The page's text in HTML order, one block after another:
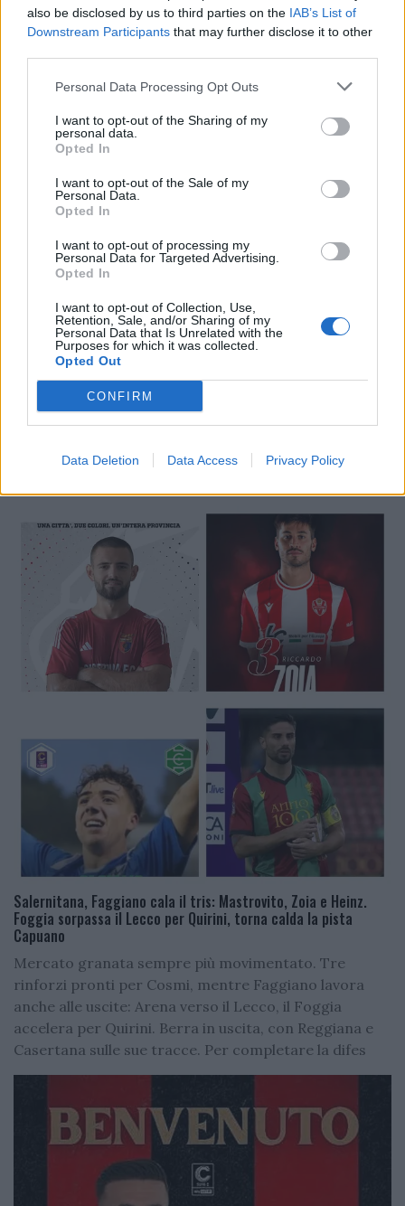
also be disclosed by us to third parties on the IAB’s List of
Downstream Participants that may further disclose it to other
Personal Data Processing Opt Outs
I want to opt-out of the Sharing of my
personal data.
Opted In
I want to opt-out of the Sale of my
Personal Data.
Opted In
I want to opt-out of processing my
Personal Data for Targeted Advertising.
Opted In
I want to opt-out of Collection, Use,
Retention, Sale, and/or Sharing of my
Personal Data that Is Unrelated with the
Purposes for which it was collected.
Opted Out
CONFIRM
Data Deletion Data Access Privacy Policy
🔥 Trending
Salernitana, Faggiano cala il tris: Mastrovito, Zoia e Heinz.
Foggia sorpassa il Lecco per Quirini, torna calda la pista
Capuano
Mercato granata sempre più movimentato. Tre
rinforzi pronti per Cosmi, mentre Faggiano lavora
anche alle uscite: Arena verso il Lecco, il Foggia
accelera per Quirini. Berra in uscita, con Reggiana e
Casertana sulle sue tracce. Per completare la difes